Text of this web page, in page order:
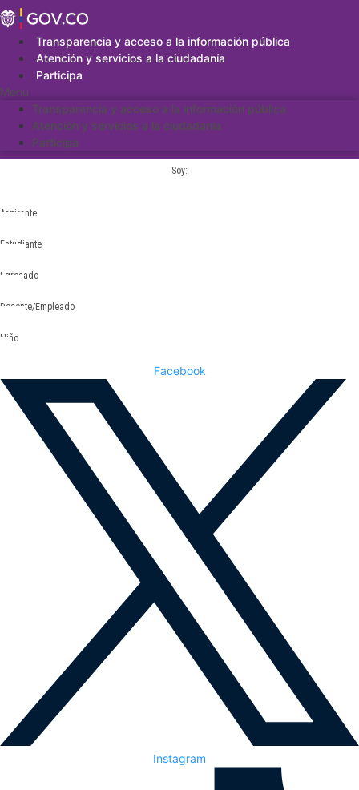
Saltar
al
contenidoTransparencia y acceso a la información pública
Atención y servicios a la ciudadanía
Participa
Menu
Transparencia y acceso a la información pública
Atención y servicios a la ciudadanía
Participa
Soy:
Aspirante
Estudiante
Egresado
Docente/Empleado
Niño
Facebook
Instagram